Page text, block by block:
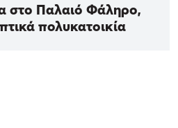
στο Παλαιό Φάληρο,
πολυκατοικία